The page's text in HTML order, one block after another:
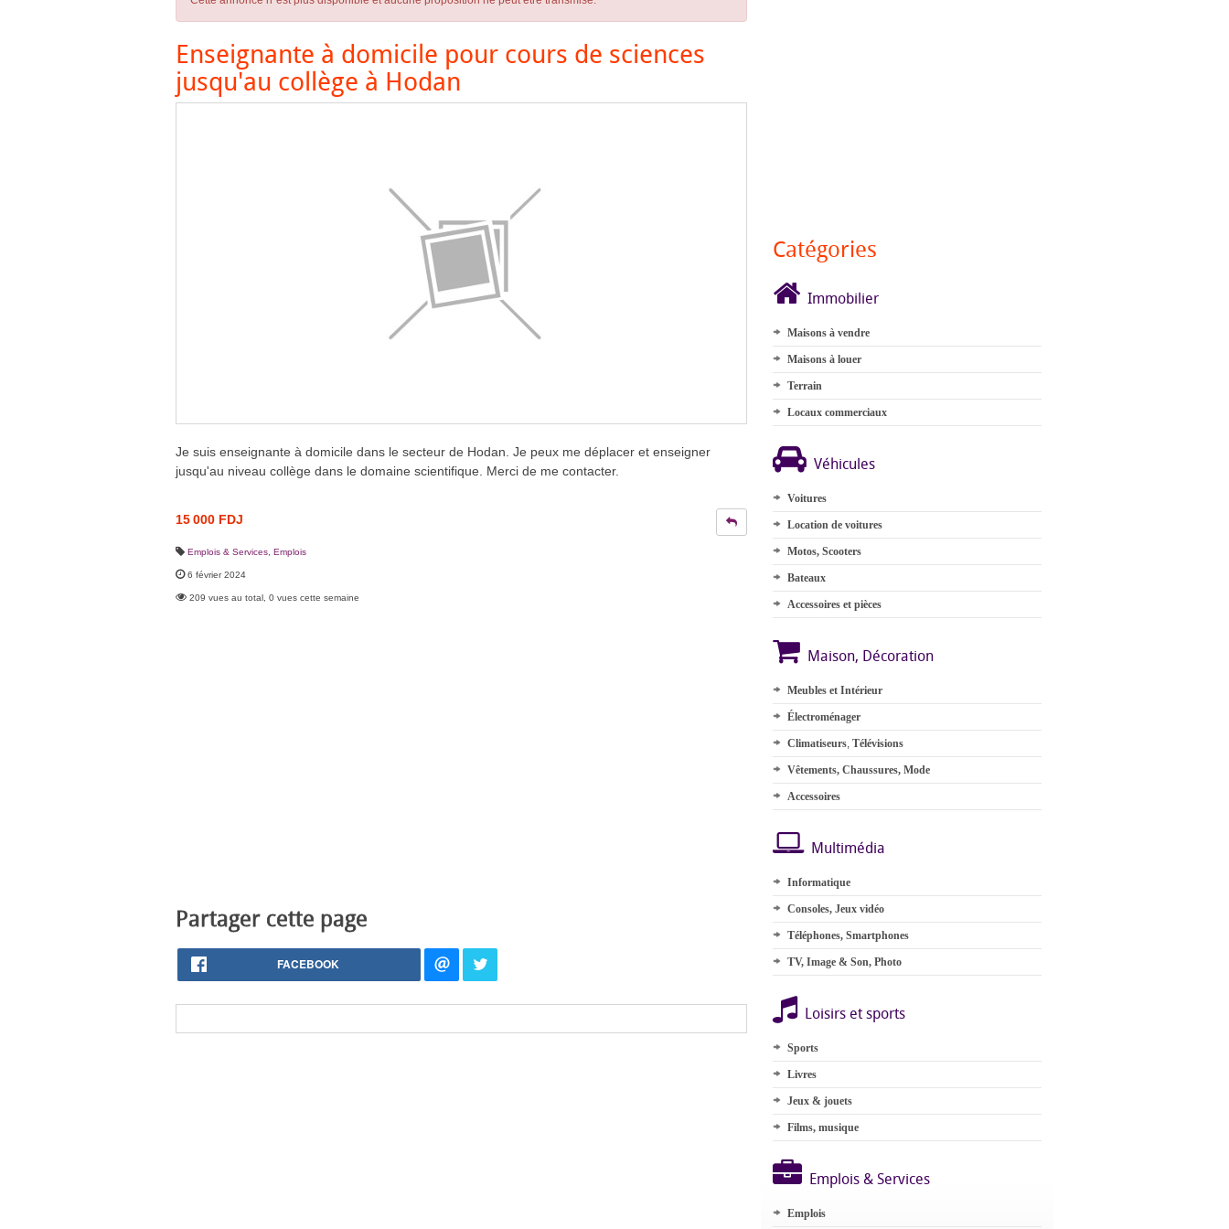
Enseignante à domicile pour cours de sciences
jusqu'au collège à Hodan
Je suis enseignante à domicile dans le secteur de Hodan. Je peux me déplacer et enseigner
jusqu'au niveau collège dans le domaine scientifique. Merci de me contacter.
15 000 FDJ
Emplois & Services Emplois
6 février 2024
209 vues au total, 0 vues cette semaine
Partager cette page
FACEBOOK
Catégories
Immobilier
Maisons à vendre
Maisons à louer
Terrain
Locaux commerciaux
Véhicules
Voitures
Location de voitures
Motos, Scooters
Bateaux
Accessoires et pièces
Maison, Décoration
Meubles et Intérieur
Électroménager
Climatiseurs, Télévisions
Vêtements, Chaussures, Mode
Accessoires
Multimédia
Informatique
Consoles, Jeux vidéo
Téléphones, Smartphones
TV, Image & Son, Photo
Loisirs et sports
Sports
Livres
Jeux & jouets
Films, musique
Emplois & Services
Emplois